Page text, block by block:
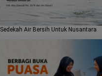
Sedekah Air Bersih Untuk Nusantara